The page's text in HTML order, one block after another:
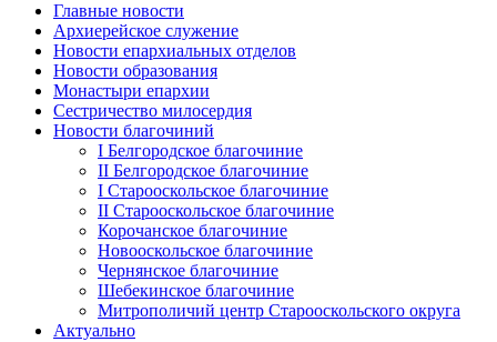
Главные новости
Архиерейское служение
Новости епархиальных отделов
Новости образования
Монастыри епархии
Сестричество милосердия
Новости благочиний
I Белгородское благочиние
II Белгородское благочиние
I Старооскольское благочиние
II Старооскольское благочиние
Корочанское благочиние
Новооскольское благочиние
Чернянское благочиние
Шебекинское благочиние
Митрополичий центр Старооскольского округа
Актуально